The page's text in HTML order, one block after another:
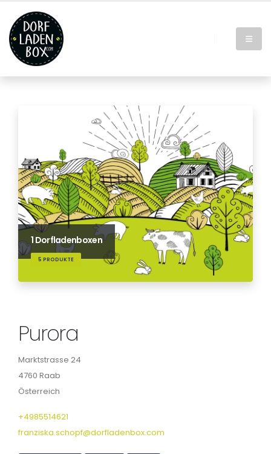
1 Dorfladenboxen
5 PRODUKTE
Purora
Marktstrasse 24
4760 Raab
Österreich
+4985514621
franziska.schopf@dorfladenbox.com